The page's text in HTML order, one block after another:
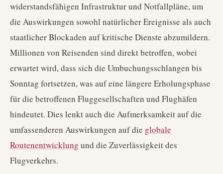
widerstandsfähigen Infrastruktur und Notfallpläne, um
die Auswirkungen sowohl natürlicher Ereignisse als auch
staatlicher Blockaden auf kritische Dienste abzumildern.
Millionen von Reisenden sind direkt betroffen, wobei
erwartet wird, dass sich die Umbuchungsschlangen bis
Sonntag fortsetzen, was auf eine längere Erholungsphase
für die betroffenen Fluggesellschaften und Flughäfen
hindeutet. Dies lenkt auch die Aufmerksamkeit auf die
umfassenderen Auswirkungen auf die globale
Routenentwicklung und die Zuverlässigkeit des
Flugverkehrs.